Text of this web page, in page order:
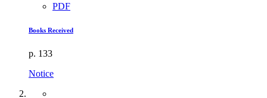
PDF
Books Received
p. 133
Notice